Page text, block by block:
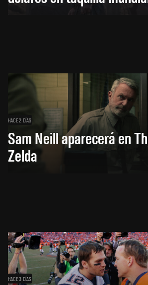
HACE 2 DÍAS
Sam Neill aparecerá en
Zelda
HACE 3 DÍAS